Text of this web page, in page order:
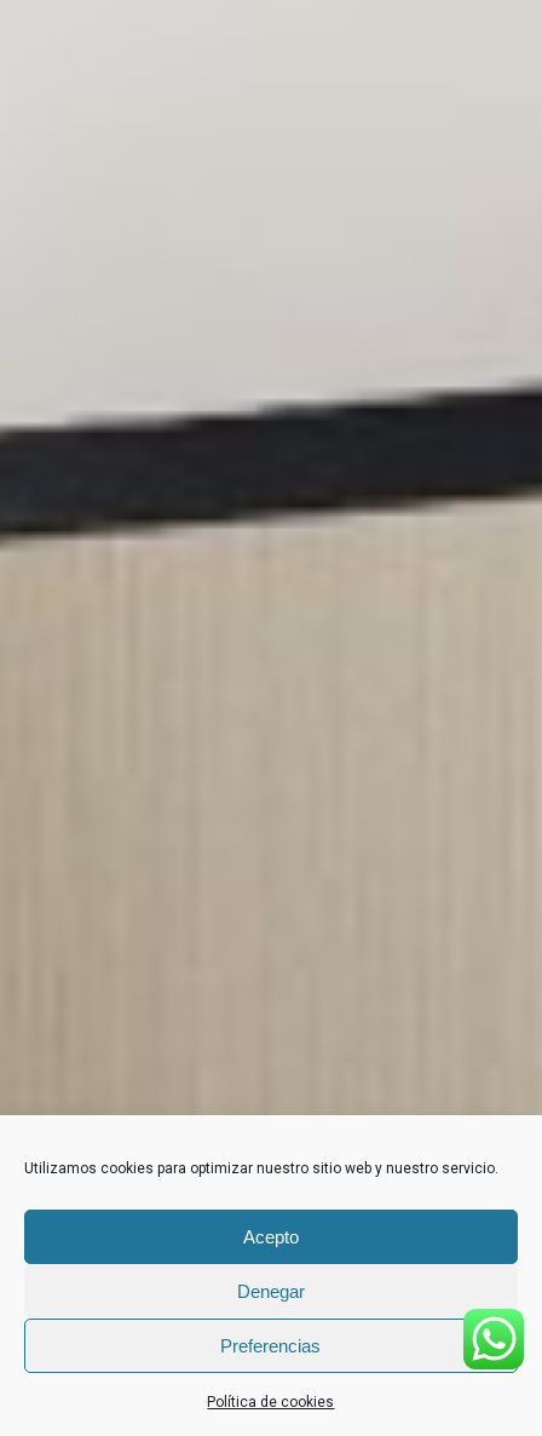
Utilizamos cookies para optimizar nuestro sitio web y nuestro servicio.
Acepto
Denegar
Preferencias
Política de cookies